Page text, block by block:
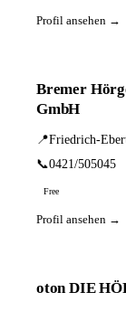
Profil ansehen →
Bremer
GmbH
📍Friedrich-
📞0421/505045
Free
Profil ansehen →
oton DIE